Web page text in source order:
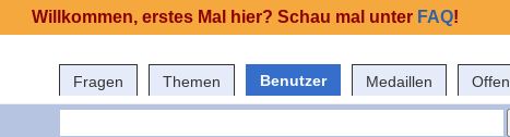
Fragen Themen Benutzer Medaillen Offen
Willkommen, erstes Mal hier? Schau mal unter FAQ!